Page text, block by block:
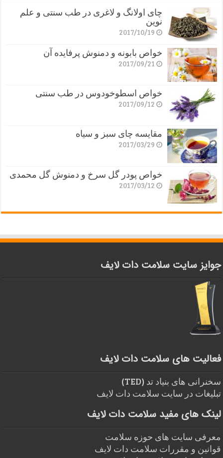
چای اولانگ و لاغری در طب سنتی و علم
نوین
2017/10/19
خواص بابونه و دمنوش پرفایده آن
2017/09/21
خواص اسطوخودوس در طب سنتی
2017/09/12
مقایسه چای سبز و سیاه
2017/03/29
خواص پودر گل سرخ و دمنوش گل محمدی
2017/03/12
جوایز سایت سلامت دات لایف
فعالیت های سلامت دات لایف
سخنرانی های بنیاد تد (TED)
تبلیغات در سایت سلامت دات لایف
لینک های مفید سلامت دات لایف
معرفی سایت های حوزه سلامت
قوانین و مقررات سلامت دات لایف